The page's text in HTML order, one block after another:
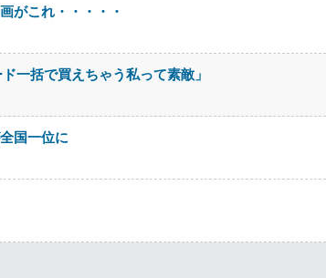
がこれ・・・・・
一括で買えちゃう私って素敵」
国一位に